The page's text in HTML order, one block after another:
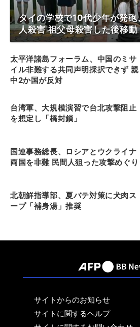
タイの学校で10代少年が発
人殺害 祖父母殺害した後移動
太平洋諸島フォーラム、中国のミサ
イル非難する共同声明採択できず 親
中2か国が反対
台湾軍、大規模演習で台北攻撃阻止
を想定し「橋封鎖」
国連事務総長、ロシアとウクライナ
両国を非難 民間人狙った攻撃めぐり
北朝鮮指導部、夏バテ対策に犬肉ス
ープ「補身湯」推奨
サイトからのお知らせ
サイトに関するヘルプ